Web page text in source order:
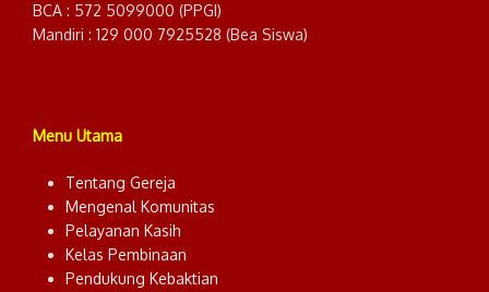
BCA : 572 5099000 (PPGI)
Mandiri : 129 000 7925528 (Bea Siswa)
Menu Utama
Tentang Gereja
Mengenal Komunitas
Pelayanan Kasih
Kelas Pembinaan
Pendukung Kebaktian